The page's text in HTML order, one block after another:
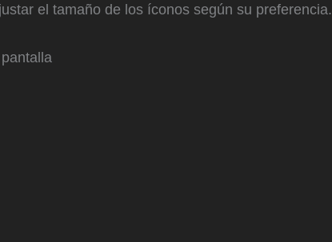
el tamaño de los íconos según su preferencia.